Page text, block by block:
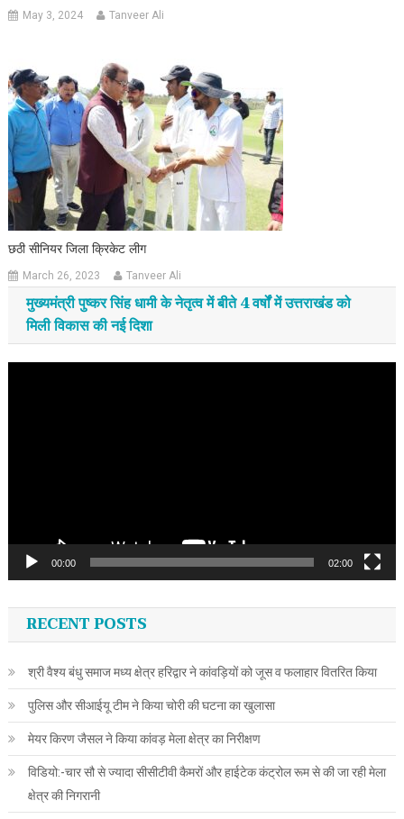
May 3, 2024 Tanveer Ali
छठी सीनियर जिला क्रिकेट लीग
March 26, 2023 Tanveer Ali
मुख्यमंत्री पुष्कर सिंह धामी के नेतृत्व में बीते 4 वर्षों में उत्तराखंड को
मिली विकास की नई दिशा
00:00 02:00
RECENT POSTS
श्री वैश्य बंधु समाज मध्य क्षेत्र हरिद्वार ने कांवड़ियों को जूस व फलाहार वितरित किया
पुलिस और सीआईयू टीम ने किया चोरी की घटना का खुलासा
मेयर किरण जैसल ने किया कांवड़ मेला क्षेत्र का निरीक्षण
विडियो:-चार सौ से ज्यादा सीसीटीवी कैमरों और हाईटेक कंट्रोल रूम से की जा रही मेला
क्षेत्र की निगरानी